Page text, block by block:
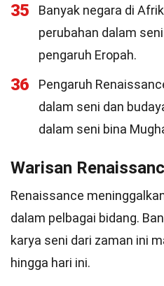
35
Banyak negara di
perubahan dalam
pengaruh Eropah.
36
Pengaruh
dalam seni dan
dalam seni bina
Warisan
Renaissance
dalam pelbagai bidang.
karya seni dari zaman ini
hingga hari ini.